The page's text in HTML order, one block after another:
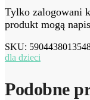
Tylko zalogowani
produkt mogą
SKU:
dla dzieci
Podobne